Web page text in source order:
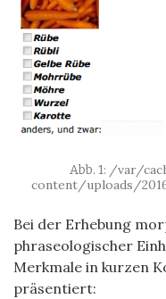
/var/
content/uploads/
Bei der Erhebung
phraseologischer
Merkmale in kurzen
präsentiert: